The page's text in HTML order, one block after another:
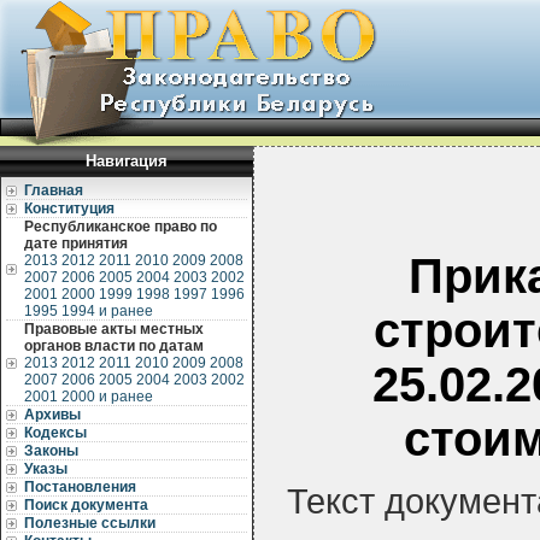
Навигация
Главная
Конституция
Республиканское право по
дате принятия
2013 2012 2011 2010 2009 2008
2007 2006 2005 2004 2003 2002
2001 2000 1999 1998 1997 1996
1995 1994 и ранее
Правовые акты местных
органов власти по датам
2013 2012 2011 2010 2009 2008
2007 2006 2005 2004 2003 2002
2001 2000 и ранее
Архивы
Кодексы
Законы
Указы
Постановления
Поиск документа
Полезные ссылки
Текст